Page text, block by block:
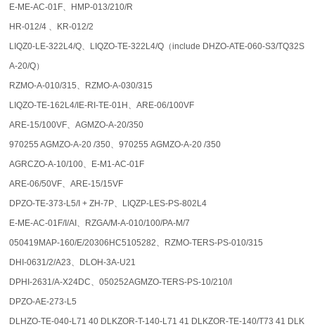
E-ME-AC-01F、HMP-013/210/R
HR-012/4 、KR-012/2
LIQZ0-LE-322L4/Q、LIQZO-TE-322L4/Q（include DHZO-ATE-060-S3/TQ32S
A-20/Q）
RZMO-A-010/315、RZMO-A-030/315
LIQZO-TE-162L4/IE-RI-TE-01H、ARE-06/100VF
ARE-15/100VF、AGMZO-A-20/350
970255 AGMZO-A-20 /350、970255 AGMZO-A-20 /350
AGRCZO-A-10/100、E-M1-AC-01F
ARE-06/50VF、ARE-15/15VF
DPZO-TE-373-L5/I + ZH-7P、LIQZP-LES-PS-802L4
E-ME-AC-01F/I/AI、RZGA/M-A-010/100/PA-M/7
050419MAP-160/E/20306HC5105282、RZMO-TERS-PS-010/315
DHI-0631/2/A23、DLOH-3A-U21
DPHI-2631/A-X24DC、050252AGMZO-TERS-PS-10/210/I
DPZO-AE-273-L5
DLHZO-TE-040-L71 40 DLKZOR-T-140-L71 41 DLKZOR-TE-140/T73 41 DLK